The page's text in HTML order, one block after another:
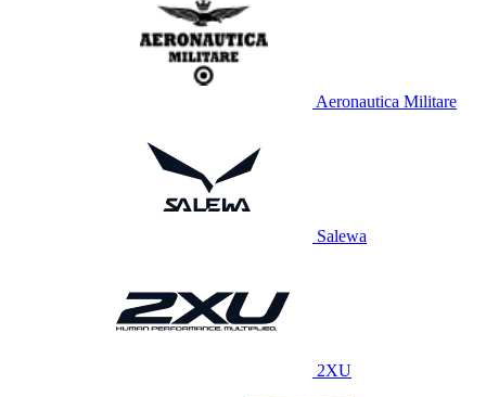
Aeronautica Militare
Salewa
2XU